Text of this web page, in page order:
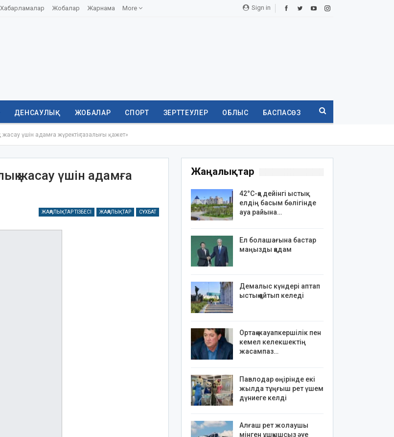
Sign in
Хабарламалар Жобалар Жарнама More
ДЕНСАУЛЫҚ ЖОБАЛАР СПОРТ ЗЕРТТЕУЛЕР ОБЛЫС БАСПАСӨЗ
үшін адамға жүректің тазалығы қажет»
жасау үшін адамға
ЖАҢАЛЫҚТАР ТІЗБЕСІ ЖАҢАЛЫҚТАР СҰХБАТ
Жаңалықтар
42°C-қа дейінгі ыстық:
елдің басым бөлігінде
ауа райына…
Ел болашағына бастар
маңызды қадам
Демалыс күндері аптап
ыстық қайтып келеді
Ортақ жауапкершілік пен
кемел келекшектің
жасампаз…
Павлодар өңірінде екі
жылда тұңғыш рет үшем
дүниеге келді
Алғаш рет жолаушы
мінген ұшқышсыз әуе